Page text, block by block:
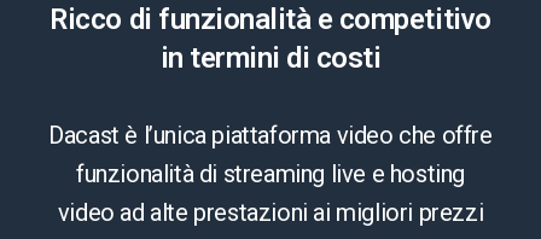
Ricco di funzionalità e competitivo
in termini di costi
Dacast è l’unica piattaforma video che offre
funzionalità di streaming live e hosting
video ad alte prestazioni ai migliori prezzi